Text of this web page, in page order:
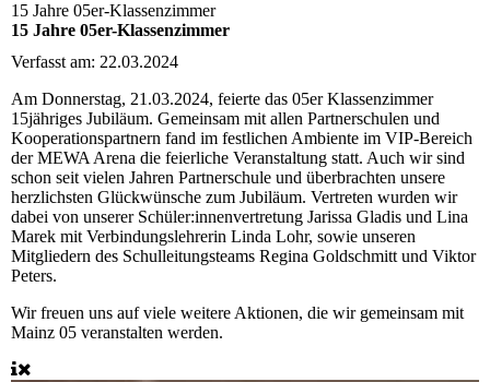
15 Jahre 05er-Klassenzimmer
15 Jahre 05er-Klassenzimmer
Verfasst am: 22.03.2024
Am Donnerstag, 21.03.2024, feierte das 05er Klassenzimmer
15jähriges Jubiläum. Gemeinsam mit allen Partnerschulen und
Kooperationspartnern fand im festlichen Ambiente im VIP-Bereich
der MEWA Arena die feierliche Veranstaltung statt. Auch wir sind
schon seit vielen Jahren Partnerschule und überbrachten unsere
herzlichsten Glückwünsche zum Jubiläum. Vertreten wurden wir
dabei von unserer Schüler:innenvertretung Jarissa Gladis und Lina
Marek mit Verbindungslehrerin Linda Lohr, sowie unseren
Mitgliedern des Schulleitungsteams Regina Goldschmitt und Viktor
Peters.
Wir freuen uns auf viele weitere Aktionen, die wir gemeinsam mit
Mainz 05 veranstalten werden.